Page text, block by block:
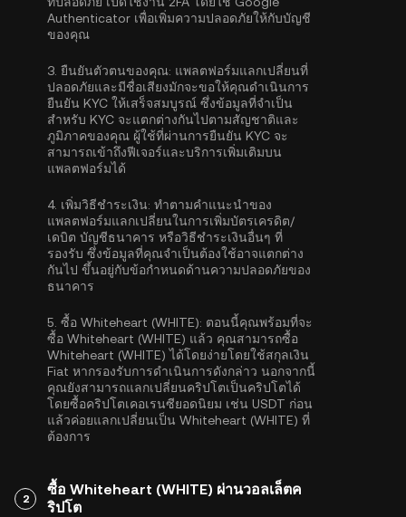
Authenticator เพื่อเพิ่มความปลอดภัยให้กับบัญชี
ของคุณ
3. ยืนยันตัวตนของคุณ: แพลตฟอร์มแลกเปลี่ยนที่
ปลอดภัยและมีชื่อเสียงมักจะขอให้คุณดำเนินการ
ยืนยัน KYC ให้เสร็จสมบูรณ์ ซึ่งข้อมูลที่จำเป็น
สำหรับ KYC จะแตกต่างกันไปตามสัญชาติและ
ภูมิภาคของคุณ ผู้ใช้ที่ผ่านการยืนยัน KYC จะ
สามารถเข้าถึงฟีเจอร์และบริการเพิ่มเติมบน
แพลตฟอร์มได้
4. เพิ่มวิธีชำระเงิน: ทำตามคำแนะนำของ
แพลตฟอร์มแลกเปลี่ยนในการเพิ่มบัตรเครดิต/
เดบิต บัญชีธนาคาร หรือวิธีชำระเงินอื่นๆ ที่
รองรับ ซึ่งข้อมูลที่คุณจำเป็นต้องใช้อาจแตกต่าง
กันไป ขึ้นอยู่กับข้อกำหนดด้านความปลอดภัยของ
ธนาคาร
5. ซื้อ Whiteheart (WHITE): ตอนนี้คุณพร้อมที่จะ
ซื้อ Whiteheart (WHITE) แล้ว คุณสามารถซื้อ
Whiteheart (WHITE) ได้โดยง่ายโดยใช้สกุลเงิน
Fiat หากรองรับการดำเนินการดังกล่าว นอกจากนี้
คุณยังสามารถแลกเปลี่ยนคริปโตเป็นคริปโตได้
โดยซื้อคริปโตเคอเรนซียอดนิยม เช่น USDT ก่อน
แล้วค่อยแลกเปลี่ยนเป็น Whiteheart (WHITE) ที่
ต้องการ
2
ซื้อ Whiteheart (WHITE) ผ่านวอลเล็ตค
ริปโต